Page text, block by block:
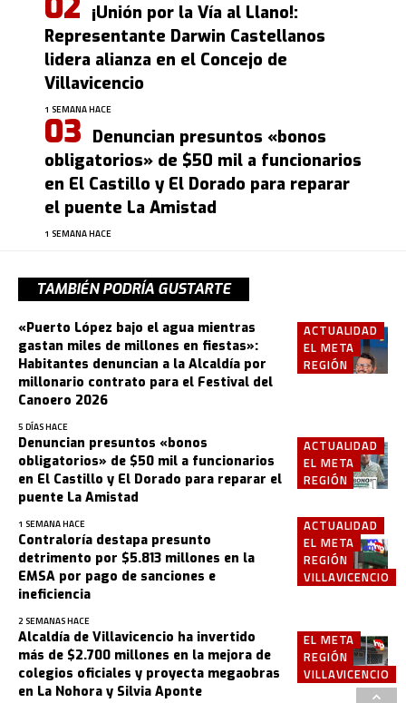
¡Unión por la Vía al Llano!:
Representante Darwin Castellanos
lidera alianza en el Concejo de
Villavicencio
1 SEMANA HACE
Denuncian presuntos «bonos
obligatorios» de $50 mil a funcionarios
en El Castillo y El Dorado para reparar
el puente La Amistad
1 SEMANA HACE
TAMBIÉN PODRÍA GUSTARTE
ACTUALIDAD
EL META
REGIÓN
«Puerto López bajo el agua mientras
gastan miles de millones en fiestas»:
Habitantes denuncian a la Alcaldía por
millonario contrato para el Festival del
Canoero 2026
5 DÍAS HACE
ACTUALIDAD
EL META
REGIÓN
Denuncian presuntos «bonos
obligatorios» de $50 mil a funcionarios
en El Castillo y El Dorado para reparar el
puente La Amistad
1 SEMANA HACE
ACTUALIDAD
EL META
REGIÓN
VILLAVICENCIO
Contraloría destapa presunto
detrimento por $5.813 millones en la
EMSA por pago de sanciones e
ineficiencia
2 SEMANAS HACE
EL META
REGIÓN
VILLAVICENCIO
Alcaldía de Villavicencio ha invertido
más de $2.700 millones en la mejora de
colegios oficiales y proyecta megaobras
en La Nohora y Silvia Aponte